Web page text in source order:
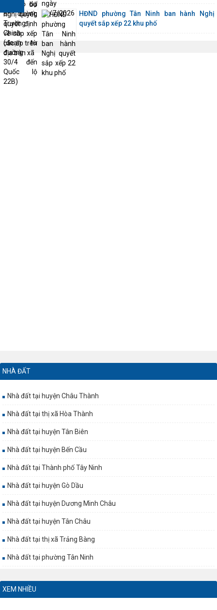
HĐND phường Tân Ninh ban hành Nghị
quyết sắp xếp 22 khu phố
NHÀ ĐẤT
Nhà đất tại huyện Châu Thành
Nhà đất tại thị xã Hòa Thành
Nhà đất tại huyện Tân Biên
Nhà đất tại huyện Bến Cầu
Nhà đất tại Thành phố Tây Ninh
Nhà đất tại huyện Gò Dầu
Nhà đất tại huyện Dương Minh Châu
Nhà đất tại huyện Tân Châu
Nhà đất tại thị xã Trảng Bàng
Nhà đất tại phường Tân Ninh
XEM NHIỀU